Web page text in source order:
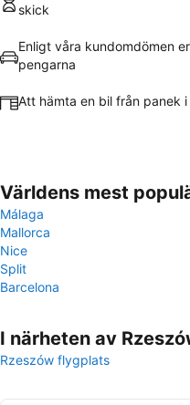
skick
Enligt våra kundomdömen
pengarna
Att hämta en bil från panek
Världens mest
Málaga
Mallorca
Nice
Split
Barcelona
I närheten av
Rzeszów flygplats